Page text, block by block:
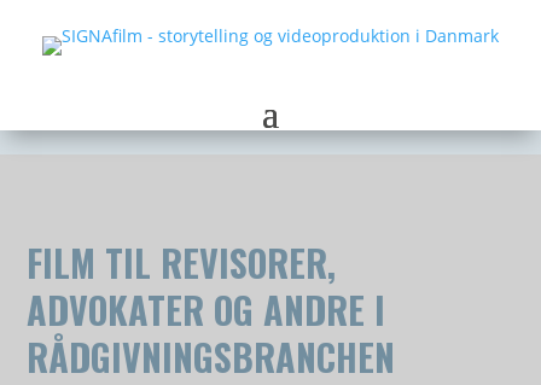
FILM TIL REVISORER,
ADVOKATER OG ANDRE I
RÅDGIVNINGSBRANCHEN